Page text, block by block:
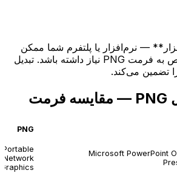
— نرم‌افزار یا پلتفرم شما ممکن
است به طور خاص به فرمت PNG نیاز داشته باشد. تبدیل
تضمین می‌کند.
PNG
Microsoft PowerPoint
Portable
Network
Graphics